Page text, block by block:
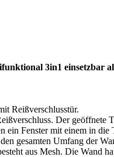
3in1 einsetzbar
Reißverschlusstür.
Der geöffnete
ein Fenster mit einem in
gesamten Umfang der
aus Mesh. Die Wand